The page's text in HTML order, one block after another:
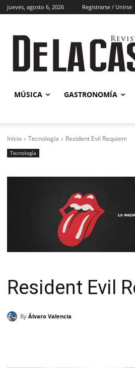
jueves, agosto 6, 2026 Registrarse / Unirse
MÚSICA GASTRONOMÍA
Inicio Tecnología Resident Evil Requiem
Tecnología
Resident Evil
By Álvaro Valencia